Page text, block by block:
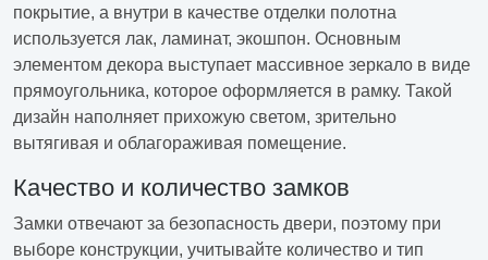
покрытие, а внутри в качестве отделки полотна
используется лак, ламинат, экошпон. Основным
элементом декора выступает массивное зеркало в виде
прямоугольника, которое оформляется в рамку. Такой
дизайн наполняет прихожую светом, зрительно
вытягивая и облагораживая помещение.
Качество и количество замков
Замки отвечают за безопасность двери, поэтому при
выборе конструкции, учитывайте количество и тип